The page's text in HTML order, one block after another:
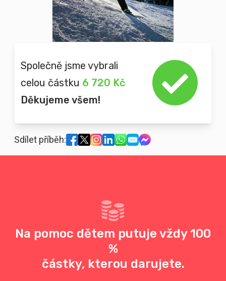
Společně jsme vybrali
celou částku 6 720 Kč
Děkujeme všem!
Sdílet příběh:
Na pomoc dětem putuje vždy 100
%
částky, kterou darujete.